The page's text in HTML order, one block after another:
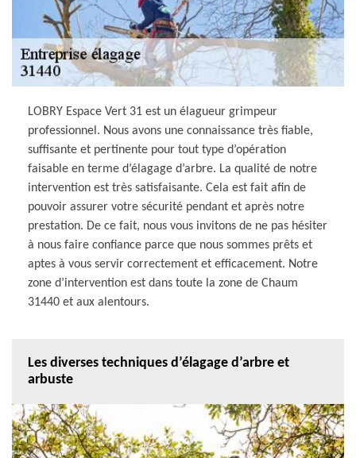
LOBRY Espace Vert 31 est un élagueur grimpeur
professionnel. Nous avons une connaissance très fiable,
suffisante et pertinente pour tout type d’opération
faisable en terme d’élagage d’arbre. La qualité de notre
intervention est très satisfaisante. Cela est fait afin de
pouvoir assurer votre sécurité pendant et après notre
prestation. De ce fait, nous vous invitons de ne pas hésiter
à nous faire confiance parce que nous sommes prêts et
aptes à vous servir correctement et efficacement. Notre
zone d’intervention est dans toute la zone de Chaum
31440 et aux alentours.
Les diverses techniques d’élagage d’arbre et
arbuste